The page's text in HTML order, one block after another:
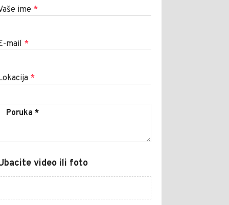
ime *
mail *
*
video ili foto